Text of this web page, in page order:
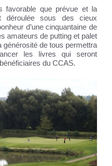
favorable que prévue et la
déroulée sous des cieux
d’une cinquantaine de
amateurs de putting et palet
générosité de tous permettra
les livres qui seront
du CCAS.